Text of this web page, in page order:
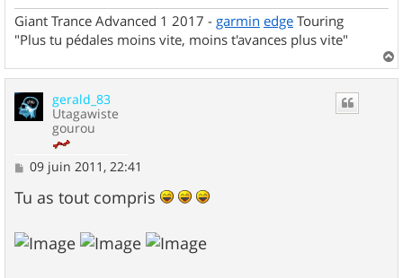
Giant Trance Advanced 1 2017 - garmin edge Touring
"Plus tu pédales moins vite, moins t'avances plus vite"
a
gerald_83
Utagawiste
gourou
M
s
s
g
e
09 juin 2011, 22:41
Tu as tout compris